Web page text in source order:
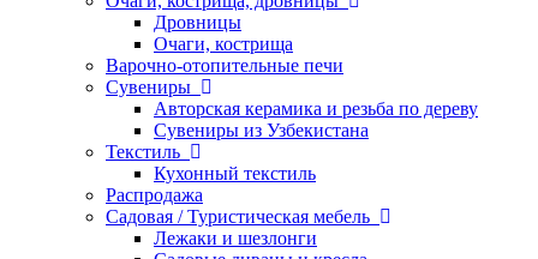
Дровницы
Очаги, кострища
Варочно-отопительные печи
Сувениры
Авторская керамика и резьба по дереву
Сувениры из Узбекистана
Текстиль
Кухонный текстиль
Распродажа
Садовая / Туристическая мебель
Лежаки и шезлонги